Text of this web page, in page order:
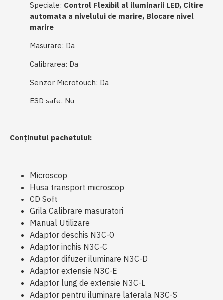
Speciale: Control Flexibil al iluminarii LED, Citire
automata a nivelului de marire, Blocare nivel
marire
Masurare: Da
Calibrarea: Da
Senzor Microtouch: Da
ESD safe: Nu
Conținutul pachetului:
Microscop
Husa transport microscop
CD Soft
Grila Calibrare masuratori
Manual Utilizare
Adaptor deschis N3C-O
Adaptor inchis N3C-C
Adaptor difuzer iluminare N3C-D
Adaptor extensie N3C-E
Adaptor lung de extensie N3C-L
Adaptor pentru iluminare laterala N3C-S